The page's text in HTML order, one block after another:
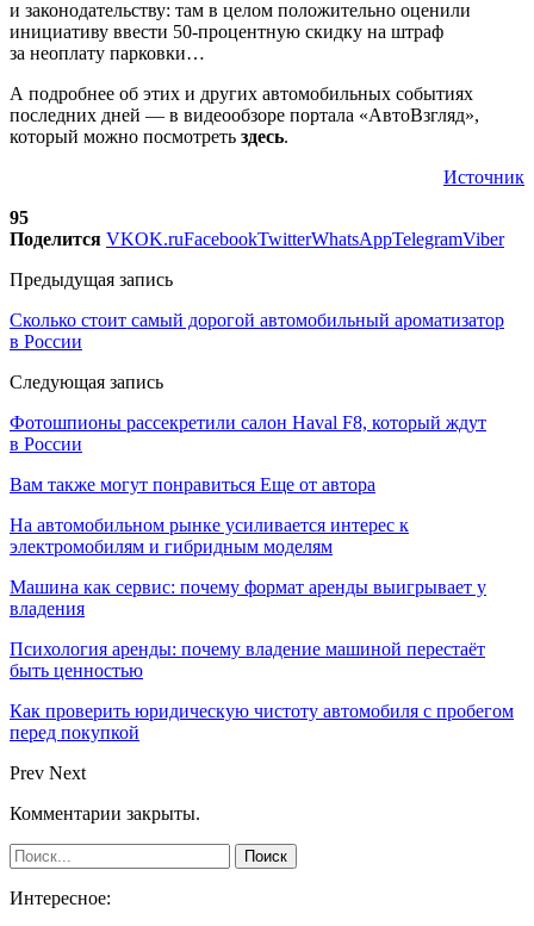
и законодательству: там в целом положительно оценили
инициативу ввести 50-процентную скидку на штраф
за неоплату парковки…
А подробнее об этих и других автомобильных событиях
последних дней — в видеообзоре портала «АвтоВзгляд»,
который можно посмотреть здесь.
Источник
95
Поделится VKOK.ruFacebookTwitterWhatsAppTelegramViber
Предыдущая запись
Сколько стоит самый дорогой автомобильный ароматизатор
в России
Следующая запись
Фотошпионы рассекретили салон Haval F8, который ждут
в России
Вам также могут понравиться Еще от автора
На автомобильном рынке усиливается интерес к
электромобилям и гибридным моделям
Машина как сервис: почему формат аренды выигрывает у
владения
Психология аренды: почему владение машиной перестаёт
быть ценностью
Как проверить юридическую чистоту автомобиля с пробегом
перед покупкой
Prev Next
Комментарии закрыты.
Интересное: